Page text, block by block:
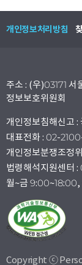
개인정보처리방침
주소 : (우)03171 서
정보보호위원회
개인정보침해신고 :
대표전화 : 02-
개인정보분쟁조정
법령해석지원센터
월~금 9:00~18:00,
Copyright ⓒ